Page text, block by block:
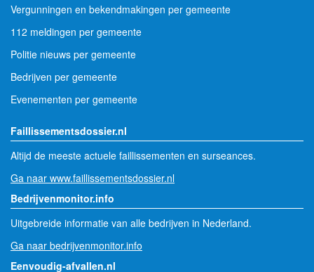
Vergunningen en bekendmakingen per gemeente
112 meldingen per gemeente
Politie nieuws per gemeente
Bedrijven per gemeente
Evenementen per gemeente
Faillissementsdossier.nl
Altijd de meeste actuele faillissementen en surseances.
Ga naar www.faillissementsdossier.nl
Bedrijvenmonitor.info
Uitgebreide informatie van alle bedrijven in Nederland.
Ga naar bedrijvenmonitor.info
Eenvoudig-afvallen.nl